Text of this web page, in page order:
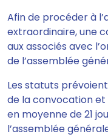
Afin de procéder à
extraordinaire,une
aux associés avec
de l’assemblée
Les statuts
de la convocation
en moyenne de 21
l’assemblée